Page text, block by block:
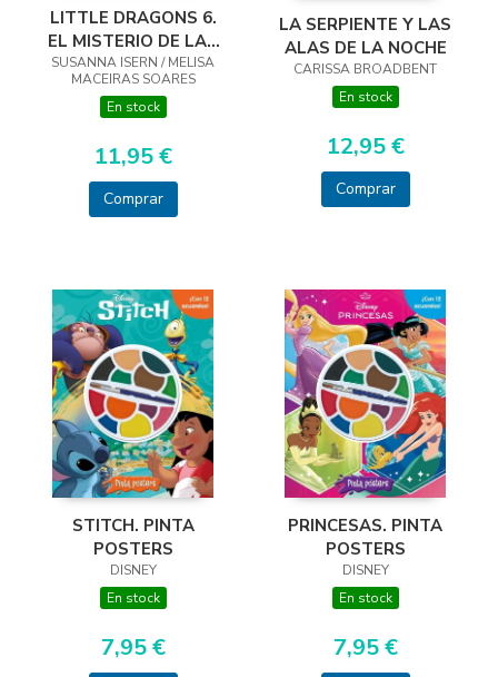
LITTLE DRAGONS 6.
EL MISTERIO DE LAS
ALAS
SUSANNA ISERN / MELISA
MACEIRAS SOARES
En stock
11,95 €
Comprar
LA SERPIENTE Y LAS
ALAS DE LA NOCHE
CARISSA BROADBENT
En stock
12,95 €
Comprar
STITCH. PINTA
POSTERS
DISNEY
En stock
7,95 €
PRINCESAS. PINTA
POSTERS
DISNEY
En stock
7,95 €